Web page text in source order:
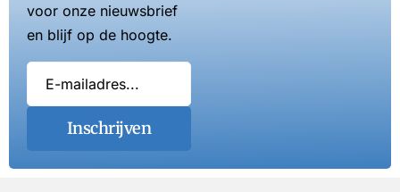
voor onze nieuwsbrief
en blijf op de hoogte.
Inschrijven